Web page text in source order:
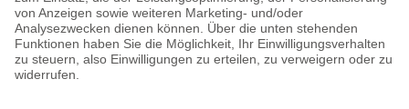
Unsere Prüfsiegel